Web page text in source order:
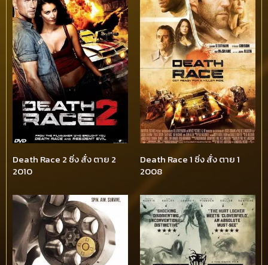
Death Race 2 ซิ่ง สั่ง ตาย 2
2010
Death Race 1 ซิ่ง สั่ง ตาย 1
2008